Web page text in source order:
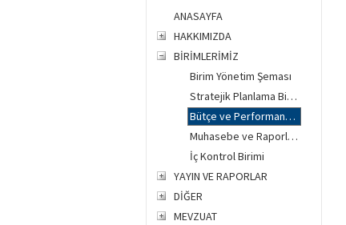
ANASAYFA
HAKKIMIZDA
BİRİMLERİMİZ
Birim Yönetim Şeması
Stratejik Planlama Birimi
Bütçe ve Performans Programı Birimi
Muhasebe ve Raporlama Birimi
İç Kontrol Birimi
YAYIN VE RAPORLAR
DİĞER
MEVZUAT